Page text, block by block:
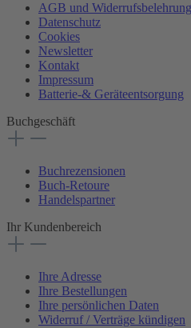
AGB und Widerrufsbelehrung
Datenschutz
Cookies
Newsletter
Kontakt
Impressum
Batterie-& Geräteentsorgung
Buchgeschäft
Buchrezensionen
Buch-Retoure
Handelspartner
Ihr Kundenbereich
Ihre Adresse
Ihre Bestellungen
Ihre persönlichen Daten
Widerruf / Verträge kündigen